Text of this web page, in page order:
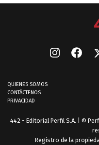
QUIENES SOMOS
CONTÁCTENOS
PRIVACIDAD
442 - Editorial Perfil S.A. | ©
Registro de la